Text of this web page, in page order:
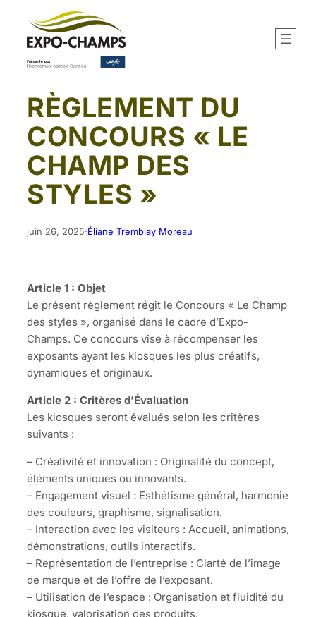
contenu
RÈGLEMENT DU
CONCOURS « LE
CHAMP DES
STYLES »
juin 26, 2025·Éliane Tremblay Moreau
Article 1 : Objet
Le présent règlement régit le Concours « Le Champ
des styles », organisé dans le cadre d’Expo-
Champs. Ce concours vise à récompenser les
exposants ayant les kiosques les plus créatifs,
dynamiques et originaux.
Article 2 : Critères d’Évaluation
Les kiosques seront évalués selon les critères
suivants :
– Créativité et innovation : Originalité du concept,
éléments uniques ou innovants.
– Engagement visuel : Esthétisme général, harmonie
des couleurs, graphisme, signalisation.
– Interaction avec les visiteurs : Accueil, animations,
démonstrations, outils interactifs.
– Représentation de l’entreprise : Clarté de l’image
de marque et de l’offre de l’exposant.
– Utilisation de l’espace : Organisation et fluidité du
kiosque, valorisation des produits.